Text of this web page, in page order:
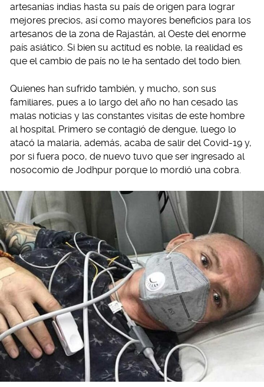
artesanías indias hasta su país de origen para lograr
mejores precios, así como mayores beneficios para los
artesanos de la zona de Rajastán, al Oeste del enorme
país asiático. Si bien su actitud es noble, la realidad es
que el cambio de país no le ha sentado del todo bien.
Quienes han sufrido también, y mucho, son sus
familiares, pues a lo largo del año no han cesado las
malas noticias y las constantes visitas de este hombre
al hospital. Primero se contagió de dengue, luego lo
atacó la malaria, además, acaba de salir del Covid-19 y,
por si fuera poco, de nuevo tuvo que ser ingresado al
nosocomio de Jodhpur porque lo mordió una cobra.